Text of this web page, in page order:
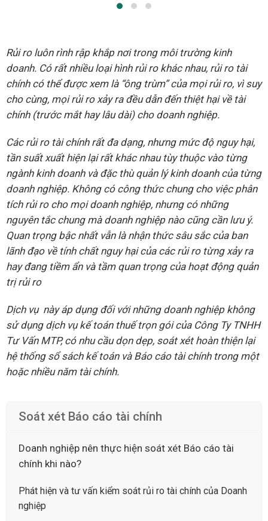
Rủi ro luôn rình rập khắp nơi trong môi trường kinh
doanh. Có rất nhiều loại hình rủi ro khác nhau, rủi ro tài
chính có thể được xem là “ông trùm” của mọi rủi ro, vì suy
cho cùng, mọi rủi ro xảy ra đều dẫn đến thiệt hại về tài
chính (trước mắt hay lâu dài) cho doanh nghiệp.
Các rủi ro tài chính rất đa dạng, nhưng mức độ nguy hại,
tần suất xuất hiện lại rất khác nhau tùy thuộc vào từng
ngành kinh doanh và đặc thù quản lý kinh doanh của từng
doanh nghiệp. Không có công thức chung cho việc phân
tích rủi ro cho mọi doanh nghiệp, nhưng có những
nguyên tắc chung mà doanh nghiệp nào cũng cần lưu ý.
Quan trọng bậc nhất vẫn là nhận thức sâu sắc của ban
lãnh đạo về tính chất nguy hại của các rủi ro từng xảy ra
hay đang tiềm ẩn và tầm quan trọng của hoạt động quản
trị rủi ro
Dịch vụ này áp dụng đối với những doanh nghiệp không
sử dụng dịch vụ kế toán thuế trọn gói của Công Ty TNHH
Tư Vấn MTP, có nhu cầu dọn dẹp, soát xét hoàn thiện lại
hệ thống sổ sách kế toán và Báo cáo tài chính trong một
hoặc nhiều năm tài chính.
Soát xét Báo cáo tài chính
Doanh nghiệp nên thực hiện soát xét Báo cáo tài
chính khi nào?
Phát hiện và tư vấn kiểm soát rủi ro tài chính của Doanh
nghiệp